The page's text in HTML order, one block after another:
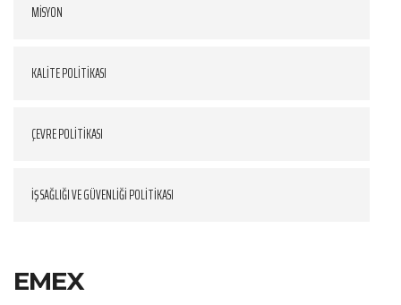
MİSYON
KALİTE POLİTİKASI
ÇEVRE POLİTİKASI
İŞ SAĞLIĞI VE GÜVENLİĞİ POLİTİKASI
EMEX